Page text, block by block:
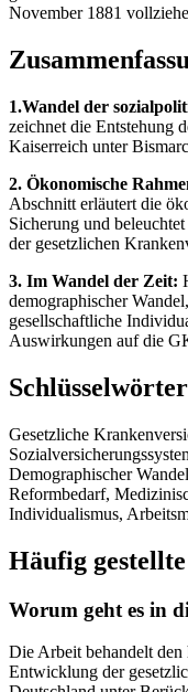
November 1881
1.Wandel der
zeichnet die Entstehung
Kaiserreich unter
2. Ökonomische
Abschnitt erläutert die
Sicherung und
der gesetzlichen
3. Im Wandel der Zeit:
demographischer
gesellschaftliche
Auswirkungen auf die
Schlüsselwörter
Gesetzliche
Demographischer
Reformbedarf,
Individualismus,
Häufig
Worum geht es in
Die Arbeit behandelt
Entwicklung der